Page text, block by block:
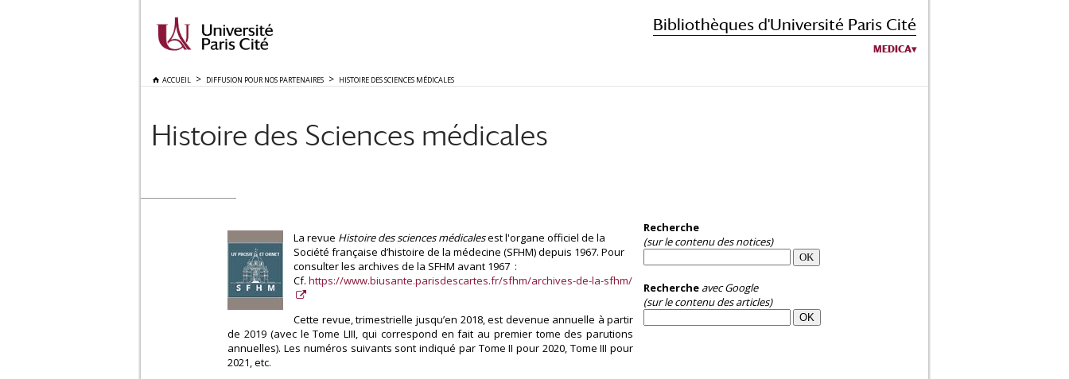
Bibliothèques d'Université Paris Cité
MEDICA
ACCUEIL DIFFUSION POUR NOS PARTENAIRES HISTOIRE DES SCIENCES MÉDICALES
Histoire des Sciences médicales
La revue Histoire des sciences médicalesest l'organe officiel de la
Société française d’histoire de la médecine (SFHM) depuis 1967. Pour
consulter les archives de la SFHM avant 1967 :
Cf.https://www.biusante.parisdescartes.fr/sfhm/archives-de-la-sfhm/
Cette revue, trimestrielle jusqu’en 2018, est devenue annuelle à partir
de 2019 (avec le Tome LIII, qui correspond en fait au premier tome des parutions
annuelles). Les numéros suivants sont indiqué par Tome II pour 2020, Tome III pour
2021, etc.
Recherche
(sur le contenu des notices)
Recherche avec Google
(sur le contenu des articles)